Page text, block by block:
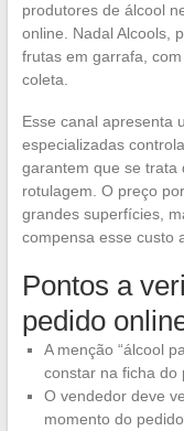
produtores de álcool
online. Nadal Alcools,
frutas em garrafa,
coleta.
Esse canal apresenta
especializadas
garantem que se trata
rotulagem. O preço
grandes superfícies,
compensa esse custo
Pontos a
pedido
A menção “álcool
constar na ficha do
O vendedor deve
momento do